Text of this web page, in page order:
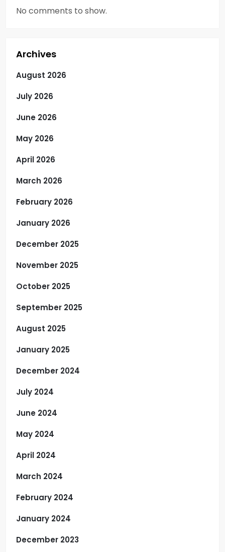
No comments to show.
Archives
August 2026
July 2026
June 2026
May 2026
April 2026
March 2026
February 2026
January 2026
December 2025
November 2025
October 2025
September 2025
August 2025
January 2025
December 2024
July 2024
June 2024
May 2024
April 2024
March 2024
February 2024
January 2024
December 2023